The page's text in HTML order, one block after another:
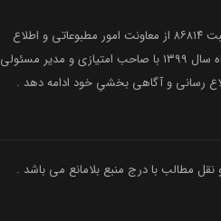
با اخذ مجوز رسمی به شماره ثبت ۸۶۸۱۴ از معاونت امور مطبوعاتی و اطلاع
رسانی وزارت فرهنگ و ارشاد اسلامی توفیق یافت از ۲۰ مرداد ماه سال ۱۳۹۹ با صاحب امتیازی و مدیر مسئولی
رسانی و آگاهی بخشیِ خود ادامه دهد .
مطالب با درج منبع بلامانع می باشد .